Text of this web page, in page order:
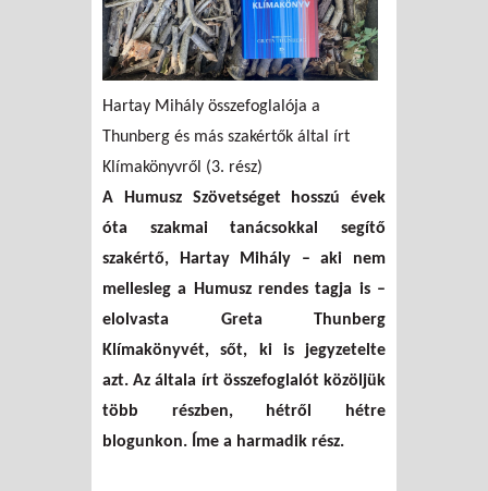
Hartay Mihály összefoglalója a
Thunberg és más szakértők által írt
Klímakönyvről (3. rész)
A Humusz Szövetséget hosszú évek
óta szakmai tanácsokkal segítő
szakértő, Hartay Mihály – aki nem
mellesleg a Humusz rendes tagja is –
elolvasta Greta Thunberg
Klímakönyvét, sőt, ki is jegyzetelte
azt. Az általa írt összefoglalót közöljük
több részben, hétről hétre
blogunkon. Íme a harmadik rész.